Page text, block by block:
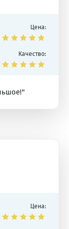
Цена:
Качество:
Цена: